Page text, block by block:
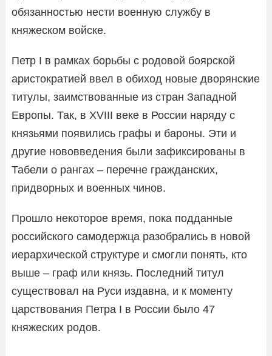
обязанностью нести военную службу в
княжеском войске.
Петр I в рамках борьбы с родовой боярской
аристократией ввел в обиход новые дворянские
титулы, заимствованные из стран Западной
Европы. Так, в XVIII веке в России наряду с
князьями появились графы и бароны. Эти и
другие нововведения были зафиксированы в
Табели о рангах – перечне гражданских,
придворных и военных чинов.
Прошло некоторое время, пока подданные
российского самодержца разобрались в новой
иерархической структуре и смогли понять, кто
выше – граф или князь. Последний титул
существовал на Руси издавна, и к моменту
царствования Петра I в России было 47
княжеских родов.